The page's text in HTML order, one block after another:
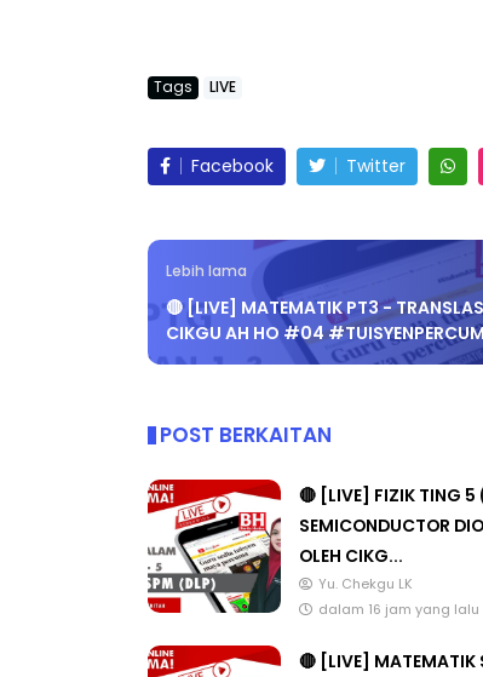
Tags LIVE
Facebook Twitter
Lebih lama
🔴 [LIVE] MATEMATIK PT3 -
CIKGU AH HO #04
POST BERKAITAN
🔴 [LIVE] FIZIK TING 5
SEMICONDUCTOR
OLEH CIKG...
Yu. Chekgu LK
dalam 16 jam yang lalu
🔴 [LIVE] MATEMATIK
BICARA PROFESIONAL 8 :
TIMBALAN KETUA PENGARAH
11 hari yang lalu
BICARA
Unknown